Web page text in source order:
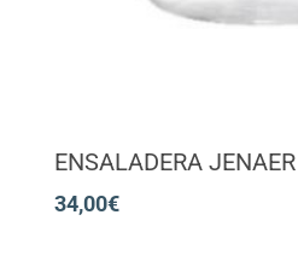
ENSALADERA
34,00€